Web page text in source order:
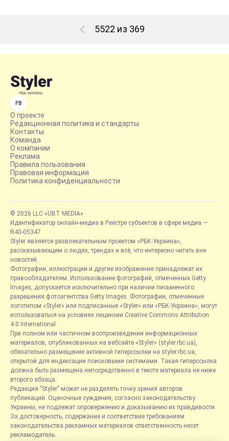
5522 из 369
FB
О проекте
Редакционная политика и стандарты
Контакты
Команда
О компании
Реклама
Правила пользования
Правовая информация
Политика конфиденциальности
© 2026 LLC «UBT MEDIA»
Идентификатор онлайн-медиа в Реестре субъектов в сфере медиа —
R40-05347
Styler является развлекательным проектом «РБК-Украина»,
рассказывающим о людях, трендах и всё, что интересно читать вне
новостей.
Фотографии, иллюстрации и другие изображения принадлежат их
правообладателям. Использование фотографий, отмеченных Getty
Images, допускается исключительно при наличии письменного
разрешения фотоагентства Getty Images. Фотографии, отмеченные
логотипом «Styler» или подписанные «Styler» или «РБК-Украина», могут
использоваться на условиях лицензии Creative Commons Attribution
4.0 International.
При полном или частичном воспроизведении информационных
материалов, опубликованных на вебсайте «Styler» (styler.rbc.ua),
обязательно размещение активной гиперссылки на styler.rbc.ua,
открытой для индексации поисковыми системами. Такая гиперссылка
должна быть размещена непосредственно в тексте материала не ниже
второго абзаца.
Редакция "Styler" может не разделять точку зрения авторов
публикаций. Оценочные суждения, согласно законодательству
Украины, не подлежат опровержению и доказыванию их правдивости.
За достоверность, содержание и соответствие требованиям
законодательства рекламных материалов ответственность несет
рекламодатель.